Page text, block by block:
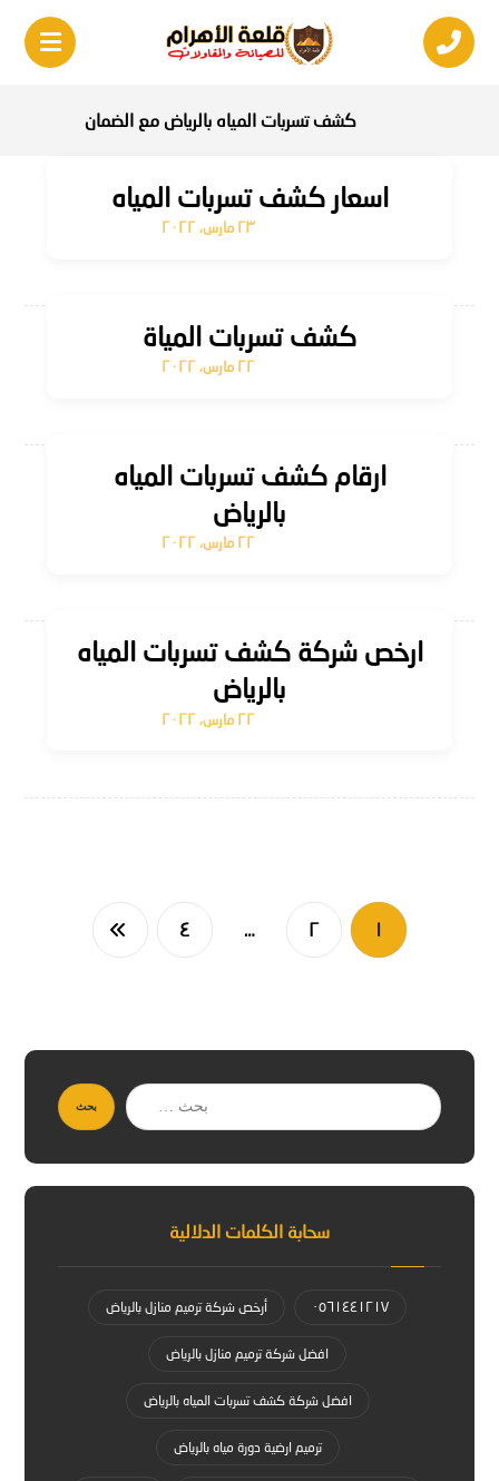
كشف تسربات المياه بالرياض مع الضمان
اسعار كشف تسربات المياه
٢٣ مارس، ٢٠٢٢
كشف تسربات المياة
٢٢ مارس، ٢٠٢٢
ارقام كشف تسربات المياه
بالرياض
٢٢ مارس، ٢٠٢٢
ارخص شركة كشف تسربات المياه
بالرياض
٢٢ مارس، ٢٠٢٢
١ ٢ … ٤
بحث
سحابة الكلمات الدلالية
٠٥٦١٤٤١٢١٧ أرخص شركة ترميم منازل بالرياض
افضل شركة ترميم منازل بالرياض
افضل شركة كشف تسربات المياه بالرياض
ترميم ارضية دورة مياه بالرياض